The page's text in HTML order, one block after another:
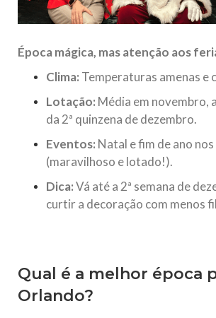
Época mágica, mas atenção aos
Clima: Temperaturas amenas e
Lotação: Média em novembro,
da 2ª quinzena de dezembro.
Eventos: Natal e fim de ano
(maravilhoso e lotado!).
Dica:Vá até a 2ª semana de
curtir a decoração com menos
Qual é a melhor época
Orlando?